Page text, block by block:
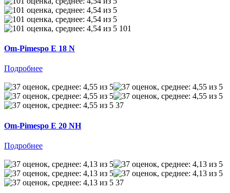
101
Om-Pimespo E 18 N
Подробнее
37
Om-Pimespo E 20 NH
Подробнее
37